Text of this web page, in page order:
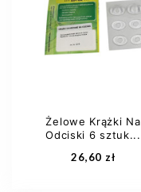
Dodaj do koszyka
Żelowe Krążki Na
Odciski 6 sztuk...
26,60 zł